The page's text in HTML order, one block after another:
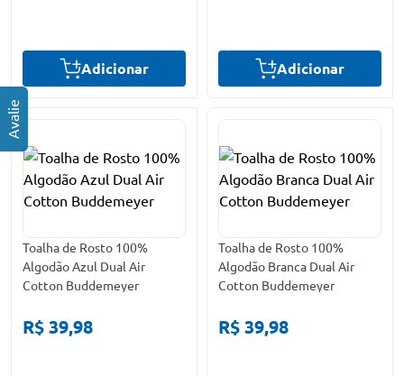
Adicionar Adicionar
Toalha de Rosto 100%
Algodão Azul Dual Air
Cotton Buddemeyer
R$ 39,98
Toalha de Rosto 100%
Algodão Branca Dual Air
Cotton Buddemeyer
R$ 39,98